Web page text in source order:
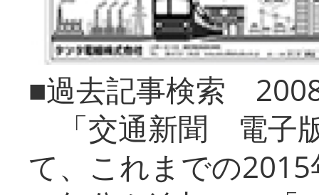
■過去記事検索
「交通新聞 電子
て、これまでの